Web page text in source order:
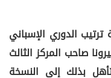
الدوري الإسباني
4 نقاط عن جيرونا صاحب المركز الثالث
بذلك إلى النسخة